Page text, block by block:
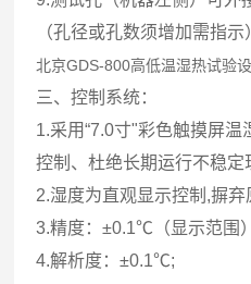
（孔径或孔数须增加需指示
北京GDS-800高低温湿热试验
三、控制系统：
1.采用“7.0寸"彩色触摸屏温
控制、杜绝长期运行不稳定
2.湿度为直观显示控制,摒
3.精度：±0.1℃（显示范围
4.解析度：±0.1℃;